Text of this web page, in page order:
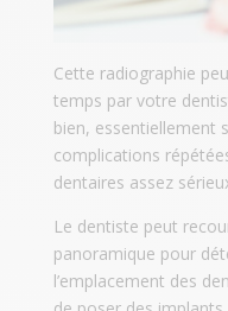
Cette radiographie
temps par votre
bien, essentiellement
complications
dentaires assez
Le dentiste peut
panoramique pour
l’emplacement des